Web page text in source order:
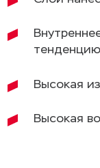
Высокая
Высокая